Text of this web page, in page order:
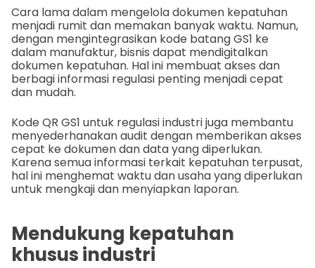
Cara lama dalam mengelola dokumen kepatuhan
menjadi rumit dan memakan banyak waktu. Namun,
dengan mengintegrasikan kode batang GS1 ke
dalam manufaktur, bisnis dapat mendigitalkan
dokumen kepatuhan. Hal ini membuat akses dan
berbagi informasi regulasi penting menjadi cepat
dan mudah.
Kode QR GS1 untuk regulasi industri juga membantu
menyederhanakan audit dengan memberikan akses
cepat ke dokumen dan data yang diperlukan.
Karena semua informasi terkait kepatuhan terpusat,
hal ini menghemat waktu dan usaha yang diperlukan
untuk mengkaji dan menyiapkan laporan.
Mendukung kepatuhan
khusus industri